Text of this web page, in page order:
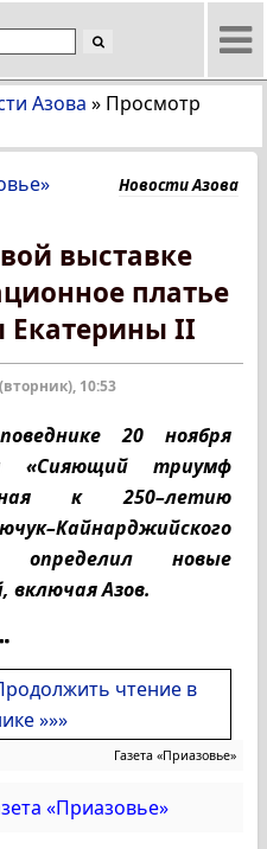
Азова » Просмотр
Новости Азова
выставке
платье
II
10:53
20 ноября
«Сияющий триумф
к 250–летию
определил новые
включая Азов.
чтение в
»»»
Газета «Приазовье»
«Приазовье»